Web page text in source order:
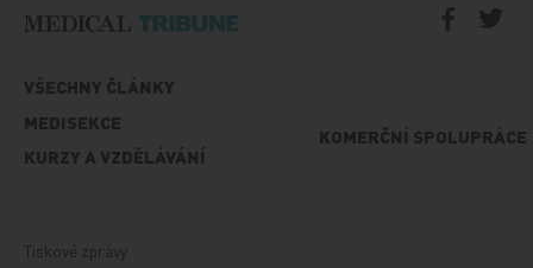
VŠECHNY ČLÁNKY
MEDISEKCE
KURZY A VZDĚLÁVÁNÍ
KOMERČNÍ SPOLUPRÁCE
Tiskové zprávy